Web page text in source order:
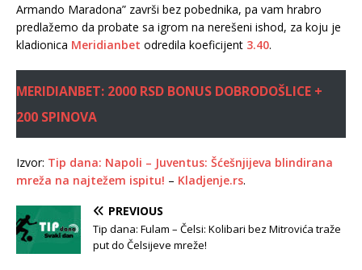
Armando Maradona” završi bez pobednika, pa vam hrabro
predlažemo da probate sa igrom na nerešeni ishod, za koju je
kladionica Meridianbet odredila koeficijent 3.40.
MERIDIANBET: 2000 RSD BONUS DOBRODOŠLICE +
200 SPINOVA
Izvor: Tip dana: Napoli – Juventus: Šćešnjijeva blindirana
mreža na najtežem ispitu! – Kladjenje.rs.
PREVIOUS
Tip dana: Fulam – Čelsi: Kolibari bez Mitrovića traže
put do Čelsijeve mreže!